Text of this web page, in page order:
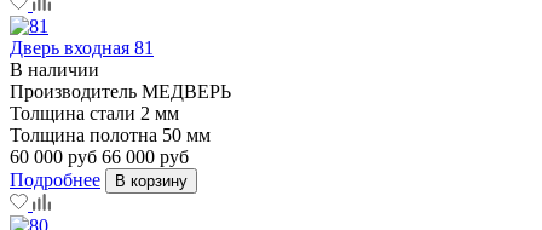
Дверь входная 81
В наличии
Производитель МЕДВЕРЬ
Толщина стали 2 мм
Толщина полотна 50 мм
60 000 руб 66 000 руб
Подробнее
В корзину